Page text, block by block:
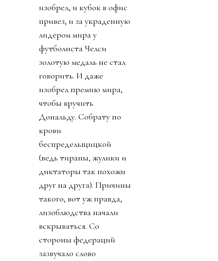
изобрел, и кубок в офис
привез, и за украденную
лидером мира у
футболиста Челси
золотую медаль не стал
говорить. И даже
изобрел премию мира,
чтобы вручить
Дональду. Собрату по
крови
беспредельщицкой
(ведь тираны, жулики и
диктаторы так похожи
друг на друга). Причины
такого, вот уж правда,
лизоблюдства начали
вскрываться. Со
стороны федераций
зазвучало слово